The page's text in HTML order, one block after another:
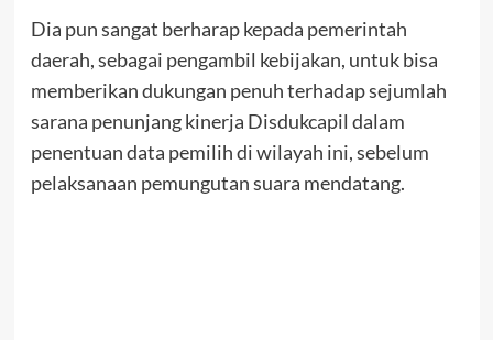
Dia pun sangat berharap kepada pemerintah
daerah, sebagai pengambil kebijakan, untuk bisa
memberikan dukungan penuh terhadap sejumlah
sarana penunjang kinerja Disdukcapil dalam
penentuan data pemilih di wilayah ini, sebelum
pelaksanaan pemungutan suara mendatang.